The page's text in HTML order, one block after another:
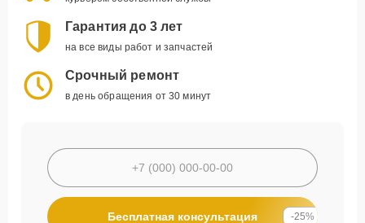
Гарантия до 3 лет
на все виды работ и запчастей
Срочный ремонт
в день обращения от 30 минут
Бесплатная консультация -25%